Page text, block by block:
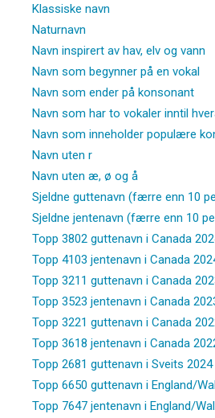
Klassiske navn
Naturnavn
Navn inspirert av hav, elv og vann
Navn som begynner på en vokal
Navn som ender på konsonant
Navn som har to vokaler inntil
Navn som inneholder populære
Navn uten r
Navn uten æ, ø og å
Sjeldne guttenavn (færre enn 10
Sjeldne jentenavn (færre enn 10
Topp 3802 guttenavn i Canada
Topp 4103 jentenavn i Canada
Topp 3211 guttenavn i Canada
Topp 3523 jentenavn i Canada
Topp 3221 guttenavn i Canada
Topp 3618 jentenavn i Canada
Topp 2681 guttenavn i Sveits 2024
Topp 6650 guttenavn i England/
Topp 7647 jentenavn i England/